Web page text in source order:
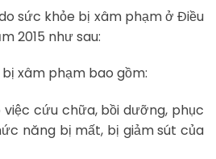
sức khỏe bị xâm phạm ở Điều
2015 như sau:
xâm phạm bao gồm:
cứu chữa, bồi dưỡng, phục
năng bị mất, bị giảm sút của